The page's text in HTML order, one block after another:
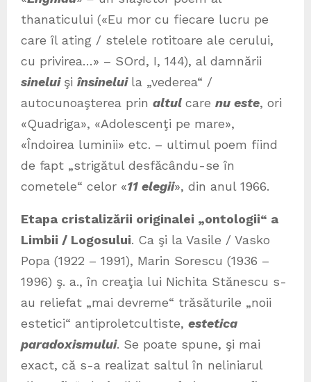
thanaticului («Eu mor cu fiecare lucru pe
care îl ating / stelele rotitoare ale cerului,
cu privirea…» – SOrd, I, 144), al damnării
sinelui şi însinelui la „vederea“ /
autocunoaşterea prin altul care nu este, ori
«Quadriga», «Adolescenţi pe mare»,
«Îndoirea luminii» etc. – ultimul poem fiind
de fapt „strigătul desfăcându-se în
cometele“ celor «11 elegii», din anul 1966.
Etapa cristalizării originalei „ontologii“ a
Limbii / Logosului. Ca şi la Vasile / Vasko
Popa (1922 – 1991), Marin Sorescu (1936 –
1996) ş. a., în creaţia lui Nichita Stănescu s-
au reliefat „mai devreme“ trăsăturile „noii
estetici“ antiproletcultiste, estetica
paradoxismului. Se poate spune, şi mai
exact, că s-a realizat saltul în neliniarul